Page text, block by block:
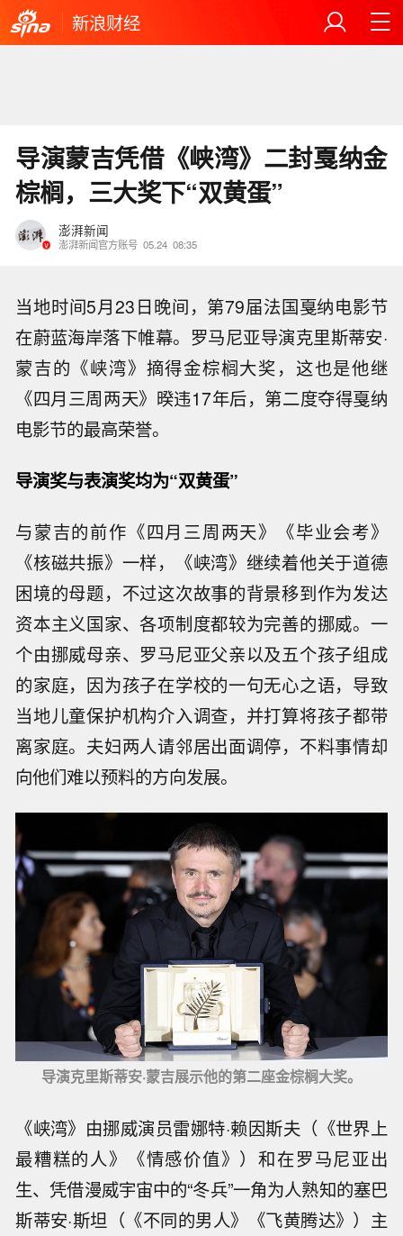
新浪财经
导演蒙吉凭借《峡湾》二封戛纳金
棕榈，三大奖下“双黄蛋”
澎湃新闻
澎湃新闻官方账号 05.24 08:35
当地时间5月23日晚间，第79届法国戛纳电影节
在蔚蓝海岸落下帷幕。罗马尼亚导演克里斯蒂安·
蒙吉的《峡湾》摘得金棕榈大奖，这也是他继
《四月三周两天》暌违17年后，第二度夺得戛纳
电影节的最高荣誉。
导演奖与表演奖均为“双黄蛋”
与蒙吉的前作《四月三周两天》《毕业会考》
《核磁共振》一样，《峡湾》继续着他关于道德
困境的母题，不过这次故事的背景移到作为发达
资本主义国家、各项制度都较为完善的挪威。一
个由挪威母亲、罗马尼亚父亲以及五个孩子组成
的家庭，因为孩子在学校的一句无心之语，导致
当地儿童保护机构介入调查，并打算将孩子都带
离家庭。夫妇两人请邻居出面调停，不料事情却
向他们难以预料的方向发展。
导演克里斯蒂安·蒙吉展示他的第二座金棕榈大奖。
《峡湾》由挪威演员雷娜特·赖因斯夫（《世界上
最糟糕的人》《情感价值》）和在罗马尼亚出
生、凭借漫威宇宙中的“冬兵”一角为人熟知的塞巴
斯蒂安·斯坦（《不同的男人》《飞黄腾达》）主